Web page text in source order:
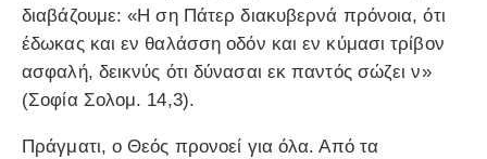
διαβάζουμε: «Η ση Πάτερ διακυβερνά πρόνοια, ότι
έδωκας και εν θαλάσση οδόν και εν κύμασι τρίβον
ασφαλή, δεικνύς ότι δύνασαι εκ παντός σώζει ν»
(Σοφία Σολομ. 14,3).
Πράγματι, ο Θεός προνοεί για όλα. Από τα